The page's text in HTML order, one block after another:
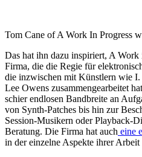
Tom Cane of A Work In Progress
Das hat ihn dazu inspiriert, A Work
Firma, die die Regie für
die inzwischen mit Künstlern wie
Lee Owens zusammengearbeitet
schier endlosen Bandbreite an
von Synth-Patches bis hin zur
Session-Musikern oder Playback-
Beratung. Die Firma hat auch eine
in der einzelne Aspekte ihrer